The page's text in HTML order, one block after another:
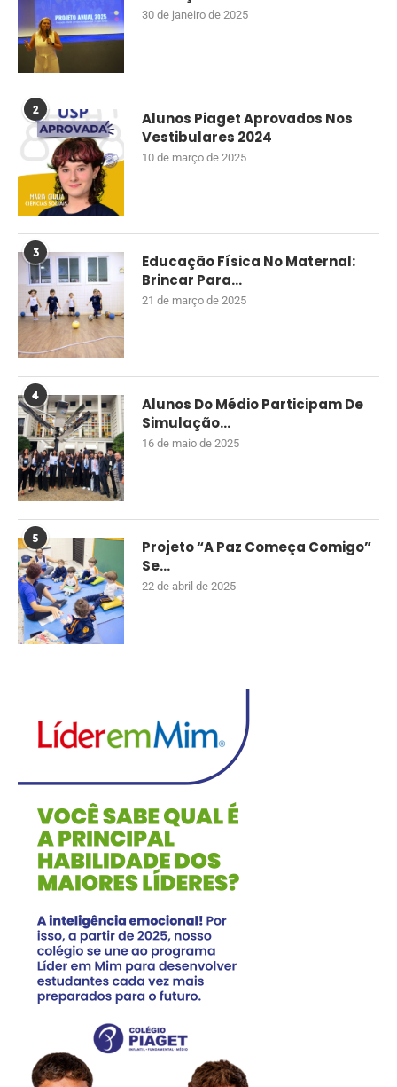
30 de janeiro de 2025
2
Alunos Piaget Aprovados Nos
Vestibulares 2024
10 de março de 2025
3
Educação Física No Maternal:
Brincar Para...
21 de março de 2025
4
Alunos Do Médio Participam De
Simulação...
16 de maio de 2025
5
Projeto “A Paz Começa Comigo”
Se...
22 de abril de 2025